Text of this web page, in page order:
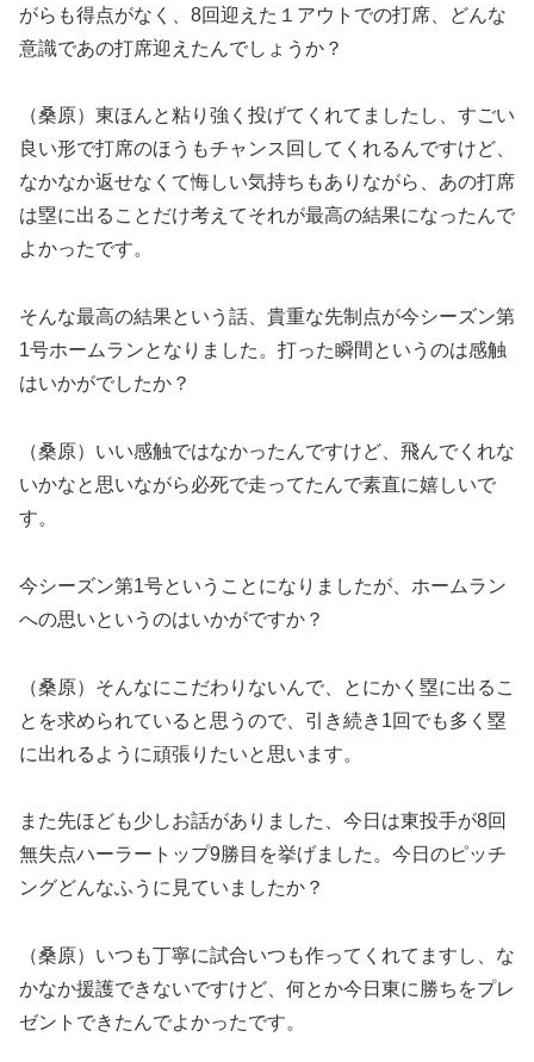
がらも得点がなく、8回迎えた１アウトでの打席、どんな
意識であの打席迎えたんでしょうか？
（桑原）東ほんと粘り強く投げてくれてましたし、すごい
良い形で打席のほうもチャンス回してくれるんですけど、
なかなか返せなくて悔しい気持ちもありながら、あの打席
は塁に出ることだけ考えてそれが最高の結果になったんで
よかったです。
そんな最高の結果という話、貴重な先制点が今シーズン第
1号ホームランとなりました。打った瞬間というのは感触
はいかがでしたか？
（桑原）いい感触ではなかったんですけど、飛んでくれな
いかなと思いながら必死で走ってたんで素直に嬉しいで
す。
今シーズン第1号ということになりましたが、ホームラン
への思いというのはいかがですか？
（桑原）そんなにこだわりないんで、とにかく塁に出るこ
とを求められていると思うので、引き続き1回でも多く塁
に出れるように頑張りたいと思います。
また先ほども少しお話がありました、今日は東投手が8回
無失点ハーラートップ9勝目を挙げました。今日のピッチ
ングどんなふうに見ていましたか？
（桑原）いつも丁寧に試合いつも作ってくれてますし、な
かなか援護できないですけど、何とか今日東に勝ちをプレ
ゼントできたんでよかったです。